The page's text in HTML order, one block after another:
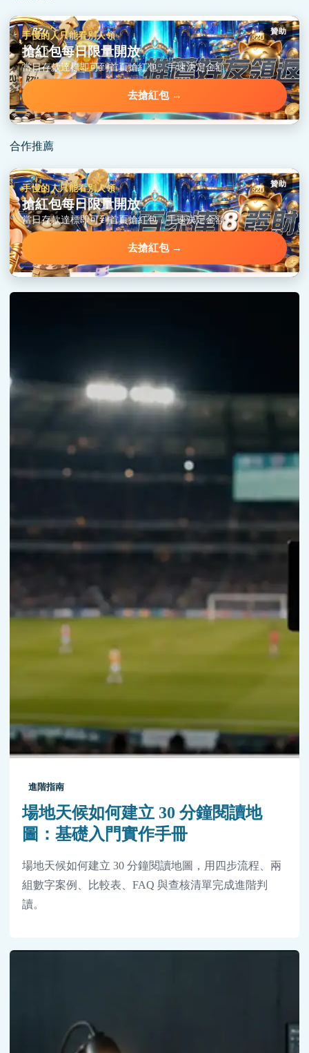
贊助
手慢的人只能看別人領
搶紅包每日限量開放
當日存款達標即可到首頁搶紅包，手速決定金額。
去搶紅包 →
合作推薦
贊助
手慢的人只能看別人領
搶紅包每日限量開放
當日存款達標即可到首頁搶紅包，手速決定金額。
去搶紅包 →
進階指南
場地天候如何建立 30 分鐘閱讀地
圖：基礎入門實作手冊
場地天候如何建立 30 分鐘閱讀地圖，用四步流程、兩
組數字案例、比較表、FAQ 與查核清單完成進階判
讀。